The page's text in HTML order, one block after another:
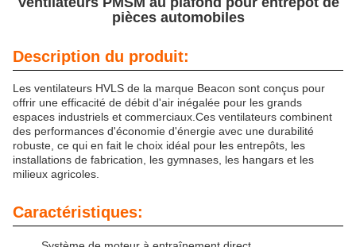
pièces automobiles
Description du produit:
Les ventilateurs HVLS de la marque Beacon sont conçus pour
offrir une efficacité de débit d'air inégalée pour les grands
espaces industriels et commerciaux.Ces ventilateurs combinent
des performances d'économie d'énergie avec une durabilité
robuste, ce qui en fait le choix idéal pour les entrepôts, les
installations de fabrication, les gymnases, les hangars et les
milieux agricoles.
Caractéristiques: